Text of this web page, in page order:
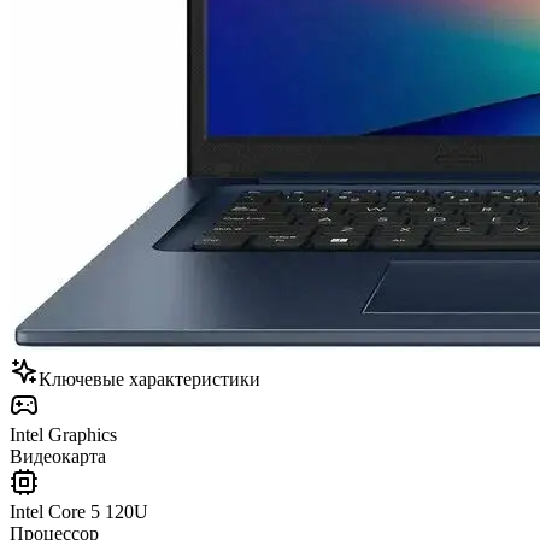
Ключевые характеристики
Intel Graphics
Видеокарта
Intel Core 5 120U
Процессор